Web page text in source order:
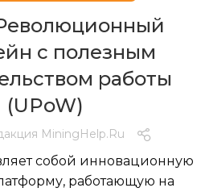
с полезным
работы
(UPoW)
MiningHelp.ru
собой инновационную
работающую на